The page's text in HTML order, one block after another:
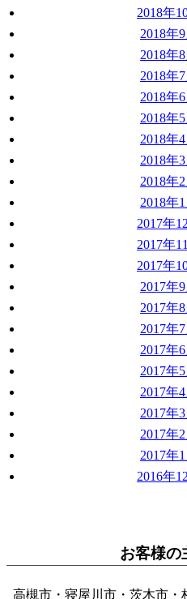
2018年
2018年9
2018年8
2018年7
2018年6
2018年5
2018年4
2018年3
2018年2
2018年1
2017年
2017年
2017年
2017年9
2017年8
2017年7
2017年6
2017年5
2017年4
2017年3
2017年2
2017年1
2016年
お客様の
高槻市・寝屋川市・茨木市